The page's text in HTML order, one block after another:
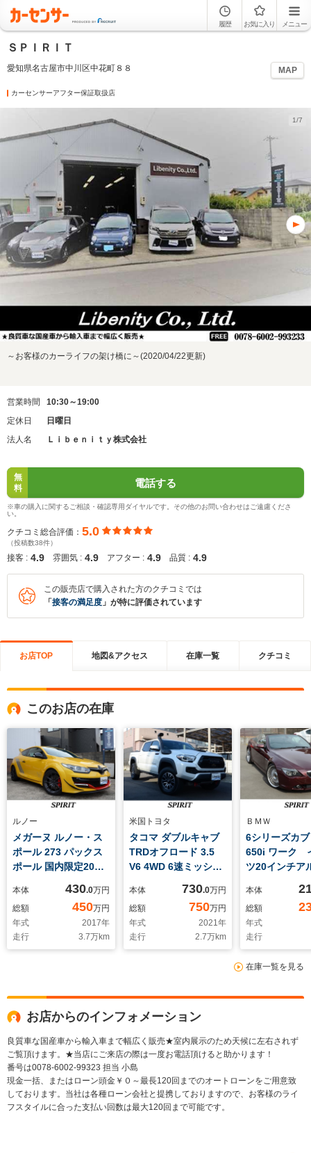
履歴 お気に入り メニュー
ＳＰＩＲＩＴ
愛知県名古屋市中川区中花町８８ MAP
カーセンサーアフター保証取扱店
1/7
～お客様のカーライフの架け橋に～(2020/04/22更新)
営業時間
10:30～19:00
定休日
日曜日
法人名
Ｌｉｂｅｎｉｔｙ株式会社
無
料
電話する
※車の購入に関するご相談・確認専用ダイヤルです。その他のお問い合わせはご遠慮くださ
い。
クチコミ総合評価： 5.0
（投稿数38件）
接客 : 4.9 雰囲気 : 4.9 アフター : 4.9 品質 : 4.9
この販売店で購入された方のクチコミでは
「 接客の満足度 」が特に評価されています
お店TOP 地図&アクセス 在庫一覧 クチコミ
このお店の在庫
ルノー
メガーヌ ルノー・ス
ポール 273 パックス
ポール 国内限定20台
アルナンバー付き/専
用鍛造軽量18インチ
アルミホイール/ミシ
ュランパイロット4S/
純正ブラックフルレザ
ャロルレーシング
WRCウイング/
本体 430.0万円
総額
450万円
年式
2017年
走行
3.7万km
米国トヨタ
タコマ ダブルキャブ
TRDオフロード 3.5
V6 4WD 6速ミッショ
ーフ/AMPリサーチ電
動サイドステッ
プ/TRDシュノーケ
ル/TRDスキッドプレ
ート/ベッドライナー/
ィングナビ/フルセグ
TV/デジタルインナー
本体 730.0万円
総額
750万円
年式
2021年
走行
2.7万km
ＢＭＷ
6シリーズカ
650i ワーク
ツ20インチア
式アンドロイ
アップルカー
応/アンドロイ
カラーバック
ー/Bluetooth
動オープン/点
ーシート
本体
総額
年式
走行
在庫一覧を見る
お店からのインフォメーション
良質車な国産車から輸入車まで幅広く販売★室内展示のため天候に左右されず
ご覧頂けます。★当店にご来店の際は一度お電話頂けると助かります！
番号は0078-6002-99323 担当 小島
現金一括、またはローン頭金￥０～最長120回までのオートローンをご用意致
しております。当社は各種ローン会社と提携しておりますので、お客様のライ
フスタイルに合った支払い回数は最大120回まで可能です。